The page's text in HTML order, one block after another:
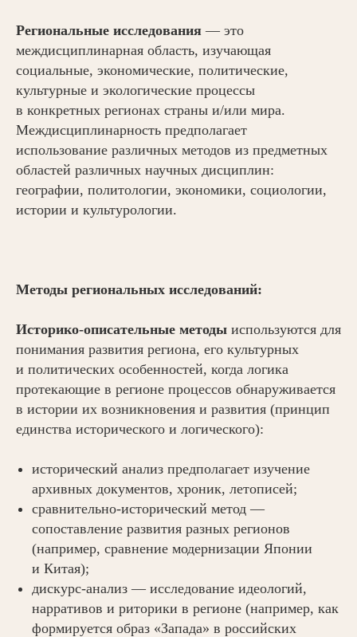
Региональные исследования — это
междисциплинарная область, изучающая
социальные, экономические, политические,
культурные и экологические процессы
в конкретных регионах страны и/или мира.
Междисциплинарность предполагает
использование различных методов из предметных
областей различных научных дисциплин:
географии, политологии, экономики, социологии,
истории и культурологии.
Методы региональных исследований:
Историко-описательные методы используются для
понимания развития региона, его культурных
и политических особенностей, когда логика
протекающие в регионе процессов обнаруживается
в истории их возникновения и развития (принцип
единства исторического и логического):
исторический анализ предполагает изучение
архивных документов, хроник, летописей;
сравнительно-исторический метод —
сопоставление развития разных регионов
(например, сравнение модернизации Японии
и Китая);
дискурс-анализ — исследование идеологий,
нарративов и риторики в регионе (например, как
формируется образ «Запада» в российских